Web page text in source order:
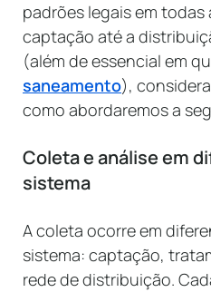
padrões legais em todas
captação até a
(além de essencial em
saneamento),
como abordaremos a
Coleta e análise em
sistema
A coleta ocorre em
sistema: captação,
rede de distribuição.